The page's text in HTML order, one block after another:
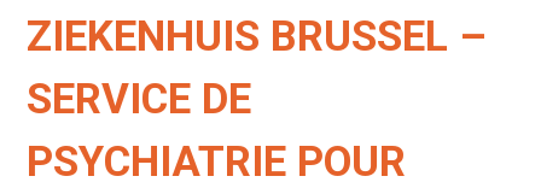
ZIEKENHUIS BRUSSEL –
SERVICE DE
PSYCHIATRIE POUR